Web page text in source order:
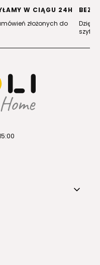
W CIĄGU 24H
złożonych do
Dzięki